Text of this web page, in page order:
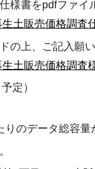
様書をpdfファイ
土販売価格調査
の上、ご記入願い
土販売価格調査
定）
のデータ総容量